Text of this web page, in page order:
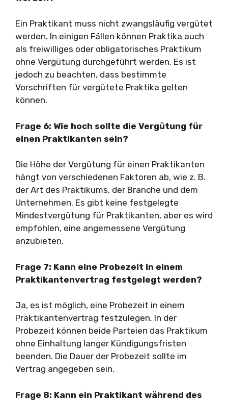
Ein Praktikant muss nicht zwangsläufig vergütet
werden. In einigen Fällen können Praktika auch
als freiwilliges oder obligatorisches Praktikum
ohne Vergütung durchgeführt werden. Es ist
jedoch zu beachten, dass bestimmte
Vorschriften für vergütete Praktika gelten
können.
Frage 6: Wie hoch sollte die Vergütung für
einen Praktikanten sein?
Die Höhe der Vergütung für einen Praktikanten
hängt von verschiedenen Faktoren ab, wie z. B.
der Art des Praktikums, der Branche und dem
Unternehmen. Es gibt keine festgelegte
Mindestvergütung für Praktikanten, aber es wird
empfohlen, eine angemessene Vergütung
anzubieten.
Frage 7: Kann eine Probezeit in einem
Praktikantenvertrag festgelegt werden?
Ja, es ist möglich, eine Probezeit in einem
Praktikantenvertrag festzulegen. In der
Probezeit können beide Parteien das Praktikum
ohne Einhaltung langer Kündigungsfristen
beenden. Die Dauer der Probezeit sollte im
Vertrag angegeben sein.
Frage 8: Kann ein Praktikant während des